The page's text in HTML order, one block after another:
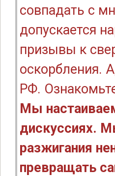
совпадать с
допускается
призывы к
оскорбления.
РФ.
Мы
дискуссиях.
разжигания
превращать